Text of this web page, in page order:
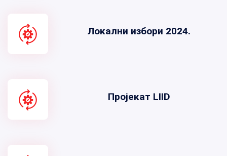
Локални избори 2024.
Пројекат LIID